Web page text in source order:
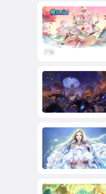
网游
网游史上最优秀的网
游之一
华丽地飞行NC旗下奇